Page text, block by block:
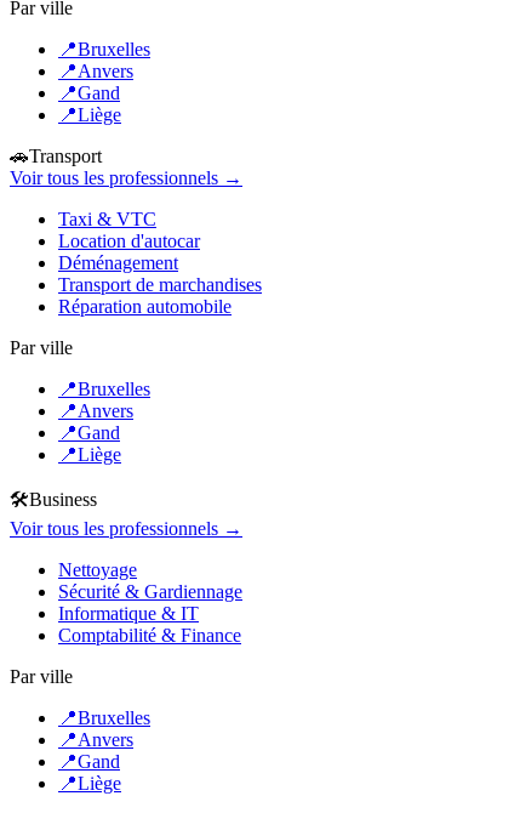
Par ville
📍Bruxelles
📍Anvers
📍Gand
📍Liège
🚗Transport
Voir tous les professionnels →
Taxi & VTC
Location d'autocar
Déménagement
Transport de marchandises
Réparation automobile
Par ville
📍Bruxelles
📍Anvers
📍Gand
📍Liège
🛠️Business
Voir tous les professionnels →
Nettoyage
Sécurité & Gardiennage
Informatique & IT
Comptabilité & Finance
Par ville
📍Bruxelles
📍Anvers
📍Gand
📍Liège